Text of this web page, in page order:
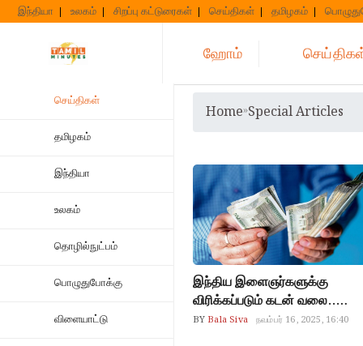
Skip
to
இந்தியா உலகம் சிறப்பு கட்டுரைகள் செய்திகள் தமிழகம்
ஹோம்
செய்திகள்
தமிழகம்
இந்தியா
உலகம்
தொழில்நுட்பம்
பொழுதுபோக்கு
விளையாட்டு
Home»Special Articles
இந்திய இளைஞர்களுக்கு
விரிக்கப்படும் கடன் வலை..
சிக்கினால் மீண்டு வரவே
BY Bala Siva நவம்பர் 16, 2025, 16:40